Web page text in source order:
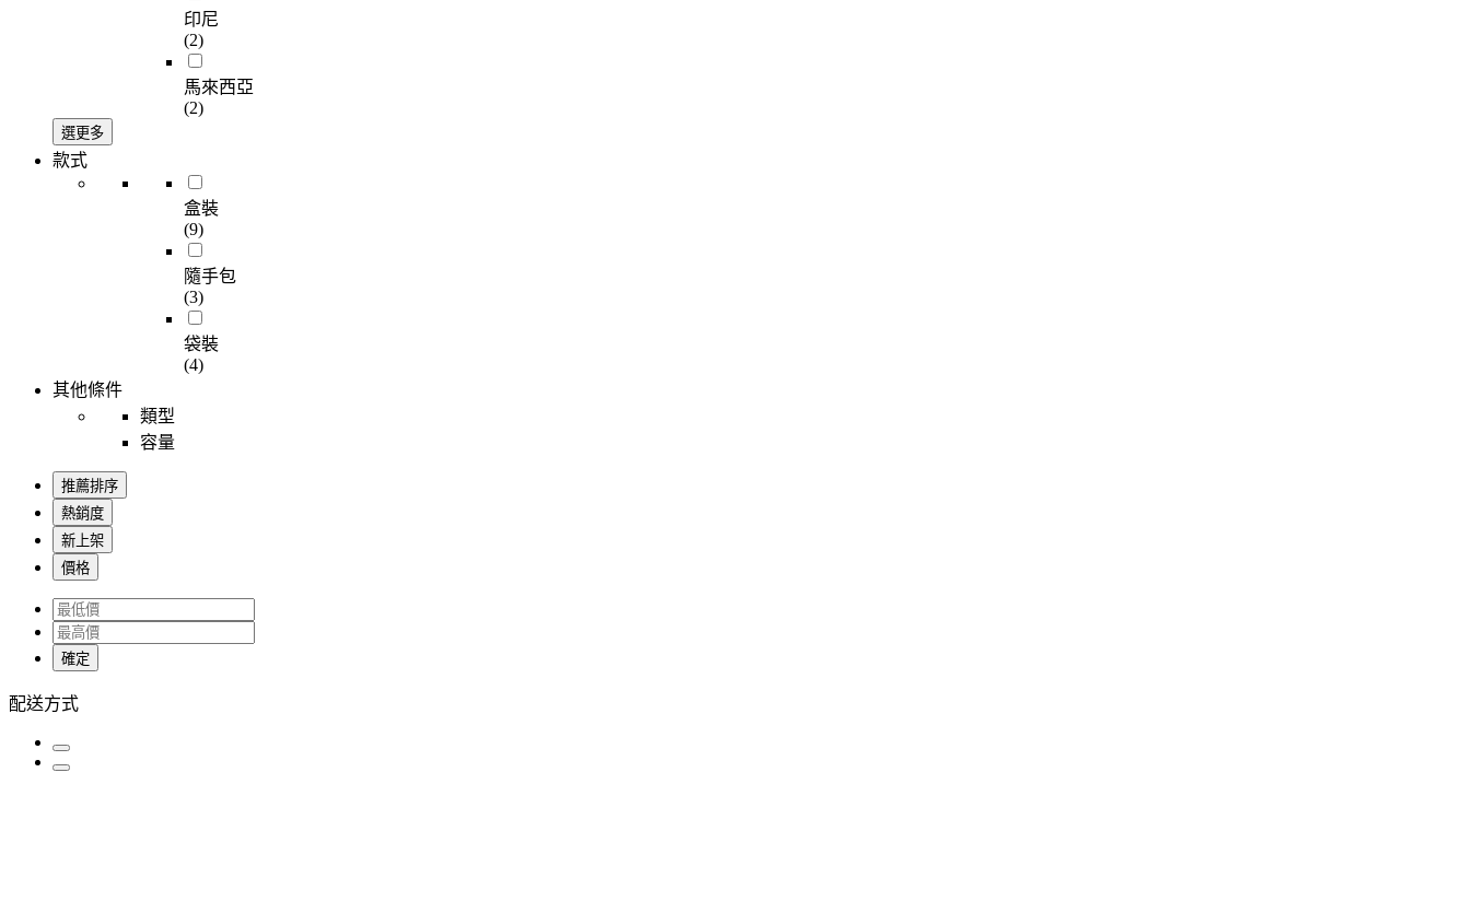
印尼
(2)
馬來西亞
(2)
選更多
款式
盒裝
(9)
隨手包
(3)
袋裝
(4)
其他條件
類型
容量
推薦排序
熱銷度
新上架
價格
確定
配送方式